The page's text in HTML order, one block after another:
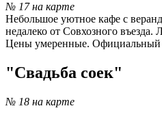
№ 17 на карте
Небольшое уютное кафе с
недалеко от Совхозного въезда.
Цены умеренные. Официальный
"Свадьба соек"
№ 18 на карте